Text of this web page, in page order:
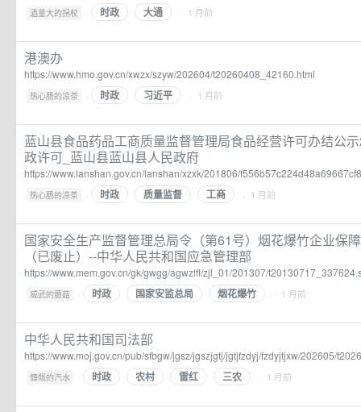
酒量大的拐杖 · 时政 大通 · 1 月前
港澳办
https://www.hmo.gov.cn/xwzx/szyw/202604/t20260408_42160.html
热心肠的凉茶 · 时政 习近平 · 1 月前
蓝山县食品药品工商质量监督管理局食品经营许可办结公
政许可_蓝山县蓝山县人民政府
https://www.lanshan.gov.cn/lanshan/xzxk/201806/
热心肠的凉茶 · 时政 质量监督 工商 · 1 月前
国家安全生产监督管理总局令（第61号）烟花爆竹企业保
（已废止）--中华人民共和国应急管理部
https://www.mem.gov.cn/gk/gwgg/agwzlfl/zjl_01/201307/
威武的蘑菇 · 时政 国家安监总局 烟花爆竹 · 1 月前
中华人民共和国司法部
https://www.moj.gov.cn/pub/sfbgw/jgsz/jgszjgtj/jgtjfzdyj/fzdyjtjxw/202605/
慷慨的汽水 · 时政 农村 雷红 三农 · 1 月前